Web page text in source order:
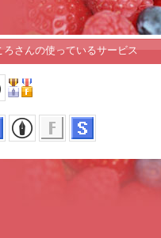
ろさんの使っているサービス